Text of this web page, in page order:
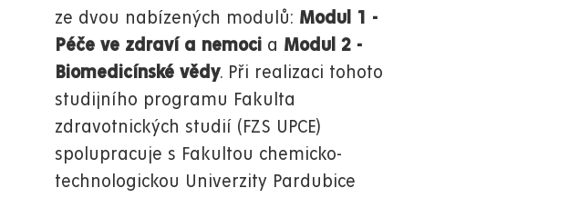
ze dvou nabízených modulů: Modul 1 -
Péče ve zdraví a nemoci a Modul 2 -
Biomedicínské vědy. Při realizaci tohoto
studijního programu Fakulta
zdravotnických studií (FZS UPCE)
spolupracuje s Fakultou chemicko-
technologickou Univerzity Pardubice